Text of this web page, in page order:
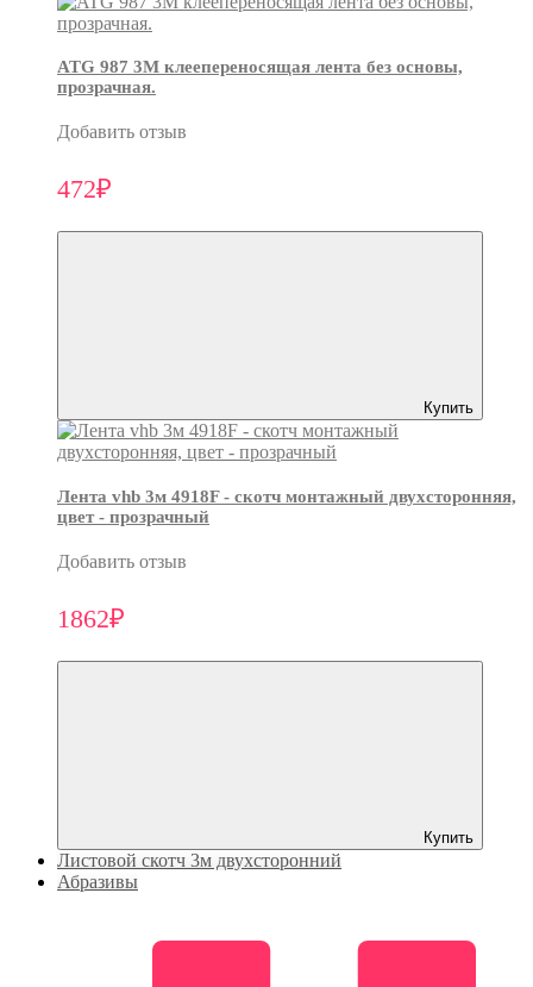
ATG 987 3М клеепереносящая лента без основы,
прозрачная.
Добавить отзыв
472₽
Купить
Лента vhb 3м 4918F - скотч монтажный двухсторонняя,
цвет - прозрачный
Добавить отзыв
1862₽
Купить
Листовой скотч 3м двухсторонний
Абразивы